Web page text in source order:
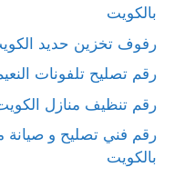
بالكويت
رفوف تخزين حديد
رقم تصليح تلفونات
رقم تنظيف منازل الكويت
رقم فني تصليح و
بالكويت